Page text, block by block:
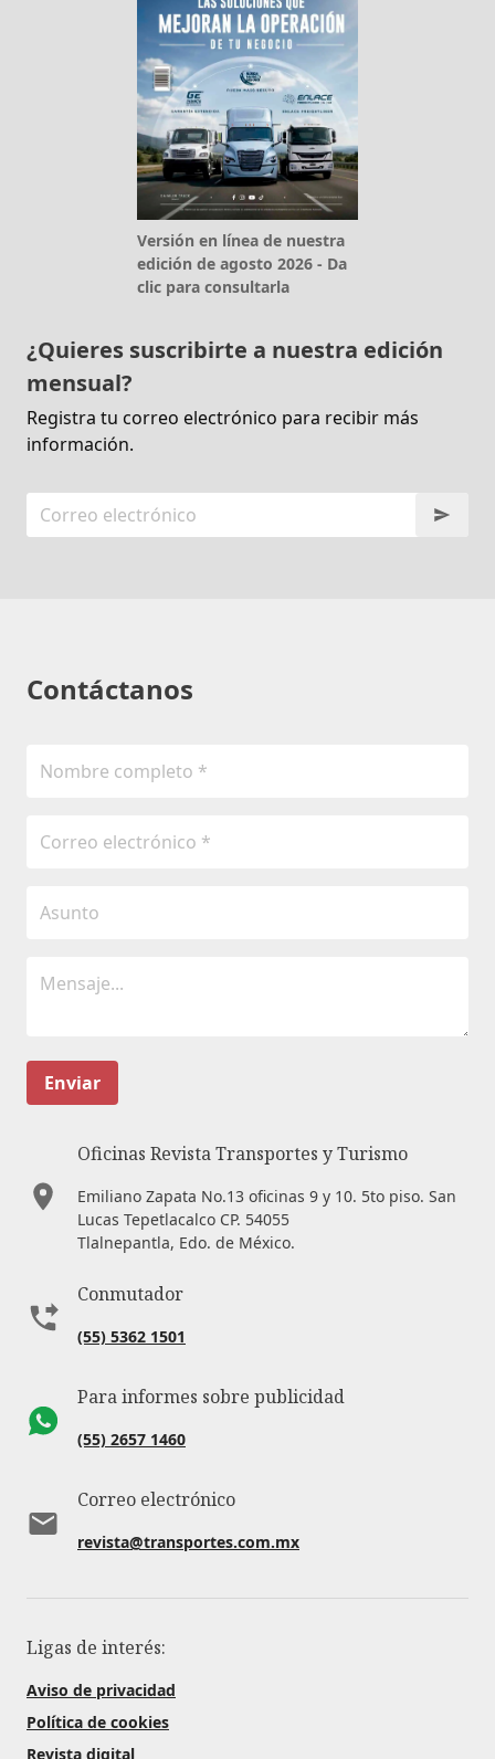
Versión en línea de nuestra
edición de agosto 2026 - Da
clic para consultarla
¿Quieres suscribirte a nuestra edición
mensual?
Registra tu correo electrónico para recibir más
información.
Contáctanos
Enviar
Oficinas Revista Transportes y Turismo
Emiliano Zapata No.13 oficinas 9 y 10. 5to piso. San
Lucas Tepetlacalco CP. 54055
Tlalnepantla, Edo. de México.
Conmutador
(55) 5362 1501
Para informes sobre publicidad
(55) 2657 1460
Correo electrónico
revista@transportes.com.mx
Ligas de interés:
Aviso de privacidad
Política de cookies
Revista digital